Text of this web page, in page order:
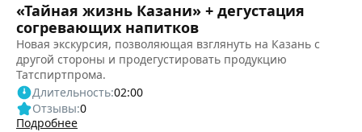
«Тайная жизнь Казани» + дегустация
согревающих напитков
Новая экскурсия, позволяющая взглянуть на Казань с
другой стороны и продегустировать продукцию
Татспиртпрома.
Длительность:02:00
Отзывы:0
Подробнее